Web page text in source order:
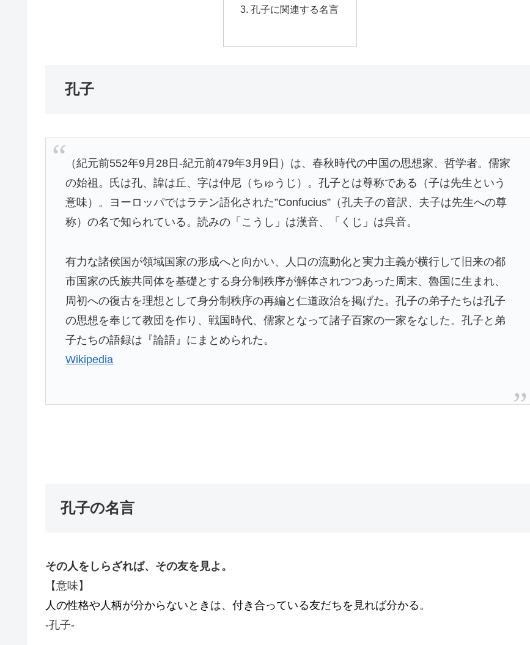
孔子に関連する名言
孔子
（紀元前552年9月28日‐紀元前479年3月9日）は、春秋時代の中国の思想家、哲学者。儒家
の始祖。氏は孔、諱は丘、字は仲尼（ちゅうじ）。孔子とは尊称である（子は先生という
意味）。ヨーロッパではラテン語化された”Confucius”（孔夫子の音訳、夫子は先生への尊
称）の名で知られている。読みの「こうし」は漢音、「くじ」は呉音。
有力な諸侯国が領域国家の形成へと向かい、人口の流動化と実力主義が横行して旧来の都
市国家の氏族共同体を基礎とする身分制秩序が解体されつつあった周末、魯国に生まれ、
周初への復古を理想として身分制秩序の再編と仁道政治を掲げた。孔子の弟子たちは孔子
の思想を奉じて教団を作り、戦国時代、儒家となって諸子百家の一家をなした。孔子と弟
子たちの語録は『論語』にまとめられた。
Wikipedia
孔子の名言
その人をしらざれば、 その友を見よ。
【意味】
人の性格や人柄が分からないときは、付き合っている友だちを見れば分かる。
-孔子-